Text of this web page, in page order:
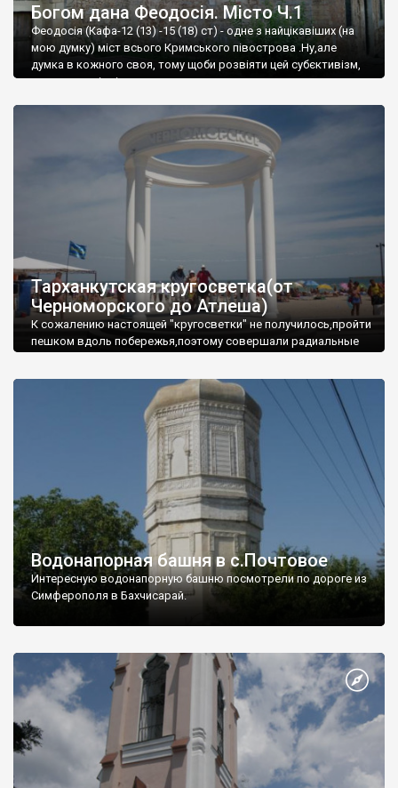
Богом дана Феодосія. Місто Ч.1
Феодосія (Кафа-12 (13) -15 (18) ст) - одне з найцікавіших (на
мою думку) міст всього Кримського півострова .Ну,але
думка в кожного своя, тому щоби розвіяти цей субєктивізм,
запрошую відвідати це
Тарханкутская кругосветка(от
Черноморского до Атлеша)
К сожалению настоящей "кругосветки" не получилось,пройти
пешком вдоль побережья,поэтому совершали радиальные
Водонапорная башня в с.Почтовое
Интересную водонапорную башню посмотрели по дороге из
Симферополя в Бахчисарай.